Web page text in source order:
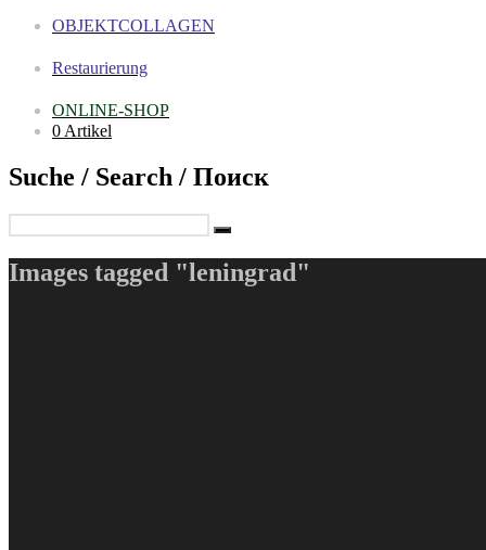
OBJEKTCOLLAGEN
Restaurierung
ONLINE-SHOP
0 Artikel
Suche / Search / Поиск
Images tagged "leningrad"